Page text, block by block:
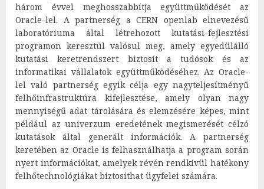
három évvel meghosszabbítja együttműködését az
Oracle-lel. A partnerség a CERN openlab elnevezésű
laboratóriuma által létrehozott kutatási-fejlesztési
programon keresztül valósul meg, amely egyedülálló
kutatási keretrendszert biztosít a tudósok és az
informatikai vállalatok együttműködéséhez. Az Oracle-
lel való partnerség egyik célja egy nagyteljesítményű
felhőinfrastruktúra kifejlesztése, amely olyan nagy
mennyiségű adat tárolására és elemzésére képes, mint
például az univerzum eredetének megismerését célzó
kutatások által generált információk. A partnerség
keretében az Oracle is felhasználhatja a program során
nyert információkat, amelyek révén rendkívül hatékony
felhőtechnológiákat biztosíthat ügyfelei számára.